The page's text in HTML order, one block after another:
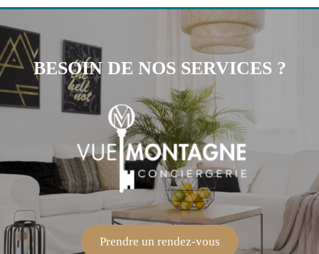
BESOIN DE NOS SERVICES ?
Prendre un rendez-vous